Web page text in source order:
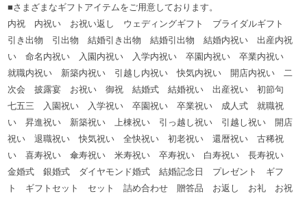
■さまざまなギフトアイテムをご用意しております。
内祝 内祝い お祝い返し ウェディングギフト ブライダルギフト
引き出物 引出物 結婚引き出物 結婚引出物 結婚内祝い 出産内祝
い 命名内祝い 入園内祝い 入学内祝い 卒園内祝い 卒業内祝い
就職内祝い 新築内祝い 引越し内祝い 快気内祝い 開店内祝い 二
次会 披露宴 お祝い 御祝 結婚式 結婚祝い 出産祝い 初節句
七五三 入園祝い 入学祝い 卒園祝い 卒業祝い 成人式 就職祝
い 昇進祝い 新築祝い 上棟祝い 引っ越し祝い 引越し祝い 開店
祝い 退職祝い 快気祝い 全快祝い 初老祝い 還暦祝い 古稀祝
い 喜寿祝い 傘寿祝い 米寿祝い 卒寿祝い 白寿祝い 長寿祝い
金婚式 銀婚式 ダイヤモンド婚式 結婚記念日 プレゼント ギフ
ト ギフトセット セット 詰め合わせ 贈答品 お返し お礼 お祝